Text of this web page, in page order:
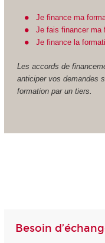
Je finance ma
Je fais financer ma
Je finance la
Les accords de
anticiper vos demandes
formation par un tiers.
Besoin